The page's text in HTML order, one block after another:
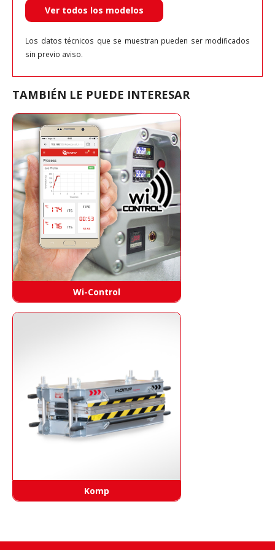
Ver todos los modelos
Los datos técnicos que se muestran pueden ser modificados
sin previo aviso.
TAMBIÉN LE PUEDE INTERESAR
Wi-Control
Komp